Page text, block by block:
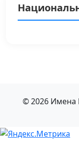
© 2026 Имена